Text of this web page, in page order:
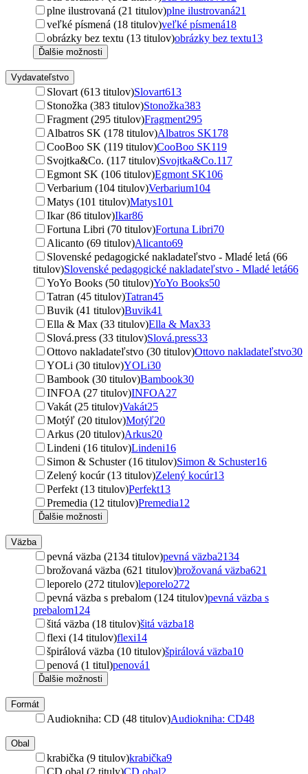
plne ilustrovaná (21 titulov)plne ilustrovaná21
veľké písmená (18 titulov)veľké písmená18
obrázky bez textu (13 titulov)obrázky bez textu13
Ďalšie možnosti
Vydavateľstvo
Slovart (613 titulov)Slovart613
Stonožka (383 titulov)Stonožka383
Fragment (295 titulov)Fragment295
Albatros SK (178 titulov)Albatros SK178
CooBoo SK (119 titulov)CooBoo SK119
Svojtka&Co. (117 titulov)Svojtka&Co.117
Egmont SK (106 titulov)Egmont SK106
Verbarium (104 titulov)Verbarium104
Matys (101 titulov)Matys101
Ikar (86 titulov)Ikar86
Fortuna Libri (70 titulov)Fortuna Libri70
Alicanto (69 titulov)Alicanto69
Slovenské pedagogické nakladateľstvo - Mladé letá (66
titulov)Slovenské pedagogické nakladateľstvo - Mladé letá66
YoYo Books (50 titulov)YoYo Books50
Tatran (45 titulov)Tatran45
Buvik (41 titulov)Buvik41
Ella & Max (33 titulov)Ella & Max33
Slová.press (33 titulov)Slová.press33
Ottovo nakladateľstvo (30 titulov)Ottovo nakladateľstvo30
YOLi (30 titulov)YOLi30
Bambook (30 titulov)Bambook30
INFOA (27 titulov)INFOA27
Vakát (25 titulov)Vakát25
Motýľ (20 titulov)Motýľ20
Arkus (20 titulov)Arkus20
Lindeni (16 titulov)Lindeni16
Simon & Schuster (16 titulov)Simon & Schuster16
Zelený kocúr (13 titulov)Zelený kocúr13
Perfekt (13 titulov)Perfekt13
Premedia (12 titulov)Premedia12
Ďalšie možnosti
Väzba
pevná väzba (2134 titulov)pevná väzba2134
brožovaná väzba (621 titulov)brožovaná väzba621
leporelo (272 titulov)leporelo272
pevná väzba s prebalom (124 titulov)pevná väzba s
prebalom124
šitá väzba (18 titulov)šitá väzba18
flexi (14 titulov)flexi14
špirálová väzba (10 titulov)špirálová väzba10
penová (1 titul)penová1
Ďalšie možnosti
Formát
Audiokniha: CD (48 titulov)Audiokniha: CD48
Obal
krabička (9 titulov)krabička9
CD obal (2 tituly)CD obal2